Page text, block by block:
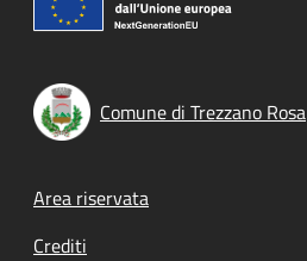
Comune di Trezzano Rosa
Footer menu
Area riservata
Crediti